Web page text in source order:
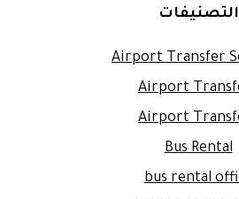
التصنيفات
Airport Transfer
Airport
Airport
Bus Rental
bus rental